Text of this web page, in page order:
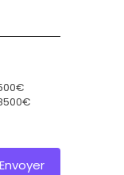
Envoyer